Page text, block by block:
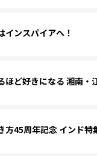
インスパイアへ！
ほど好きになる 湘南・
方45周年記念 インド特